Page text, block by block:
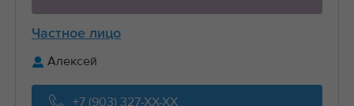
Частное лицо
Алексей
+7 (903) 327-XX-XX